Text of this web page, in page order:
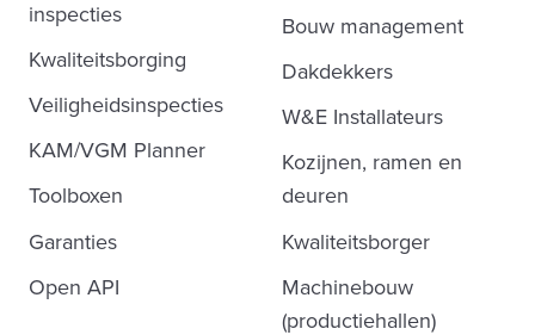
inspecties
Kwaliteitsborging
Veiligheidsinspecties
KAM/VGM Planner
Toolboxen
Garanties
Open API
Bouw management
Dakdekkers
W&E Installateurs
Kozijnen, ramen en
deuren
Kwaliteitsborger
Machinebouw
(productiehallen)